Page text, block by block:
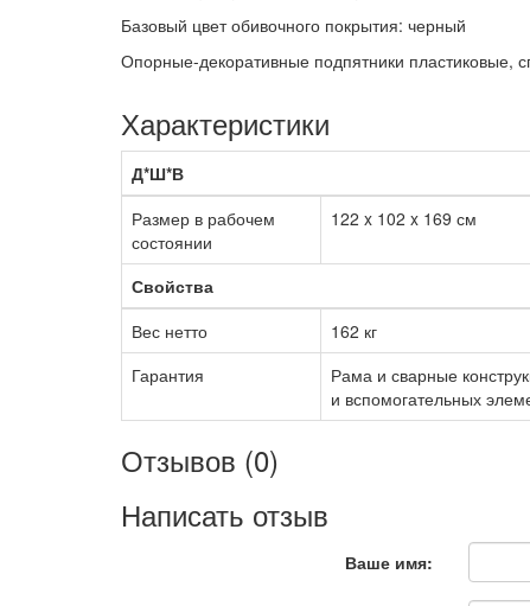
Базовый цвет обивочного покрытия: черный
Опорные-декоративные подпятники пластиковые,
Характеристики
Д*Ш*В
Размер в рабочем
состоянии
122 x 102 x 169 см
Свойства
Вес нетто
162 кг
Гарантия
Рама и сварные
и вспомогательных
Отзывов (0)
Написать отзыв
Ваше имя: